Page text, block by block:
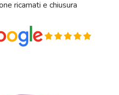
ricamati e chiusura